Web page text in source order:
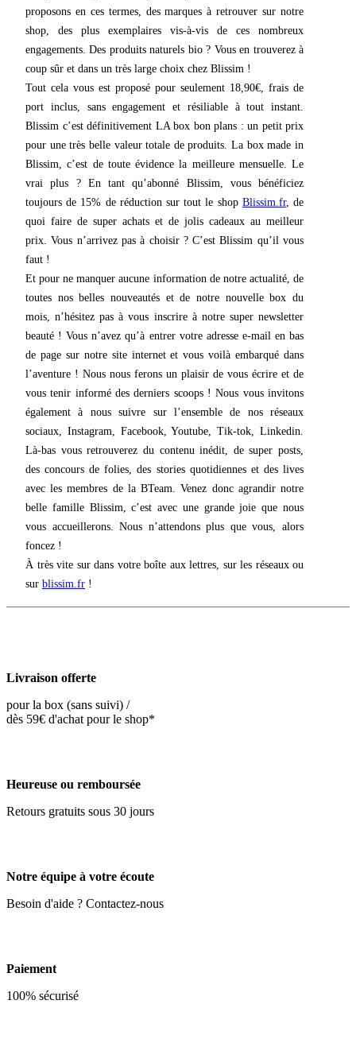
proposons en ces termes, des marques à retrouver sur notre
shop, des plus exemplaires vis-à-vis de ces nombreux
engagements. Des produits naturels bio ? Vous en trouverez à
coup sûr et dans un très large choix chez Blissim !
Tout cela vous est proposé pour seulement 18,90€, frais de
port inclus, sans engagement et résiliable à tout instant.
Blissim c’est définitivement LA box bon plans : un petit prix
pour une très belle valeur totale de produits. La box made in
Blissim, c’est de toute évidence la meilleure mensuelle. Le
vrai plus ? En tant qu’abonné Blissim, vous bénéficiez
toujours de 15% de réduction sur tout le shop Blissim.fr, de
quoi faire de super achats et de jolis cadeaux au meilleur
prix. Vous n’arrivez pas à choisir ? C’est Blissim qu’il vous
faut !
Et pour ne manquer aucune information de notre actualité, de
toutes nos belles nouveautés et de notre nouvelle box du
mois, n’hésitez pas à vous inscrire à notre super newsletter
beauté ! Vous n’avez qu’à entrer votre adresse e-mail en bas
de page sur notre site internet et vous voilà embarqué dans
l’aventure ! Nous nous ferons un plaisir de vous écrire et de
vous tenir informé des derniers scoops ! Nous vous invitons
également à nous suivre sur l’ensemble de nos réseaux
sociaux, Instagram, Facebook, Youtube, Tik-tok, Linkedin.
Là-bas vous retrouverez du contenu inédit, de super posts,
des concours de folies, des stories quotidiennes et des lives
avec les membres de la BTeam. Venez donc agrandir notre
belle famille Blissim, c’est avec une grande joie que nous
vous accueillerons. Nous n’attendons plus que vous, alors
foncez !
À très vite sur dans votre boîte aux lettres, sur les réseaux ou
sur blissim.fr !
Livraison offerte
pour la box (sans suivi) /
dès 59€ d'achat pour le shop*
Heureuse ou remboursée
Retours gratuits sous 30 jours
Notre équipe à votre écoute
Besoin d'aide ? Contactez-nous
Paiement
100% sécurisé